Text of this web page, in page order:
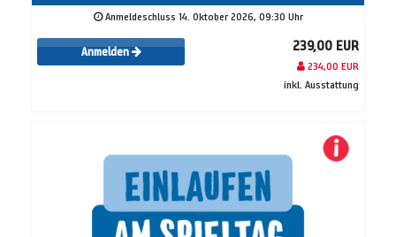
Anmeldeschluss 14. Oktober 2026, 09:30 Uhr
Anmelden 239,00 EUR
234,00 EUR
inkl. Ausstattung